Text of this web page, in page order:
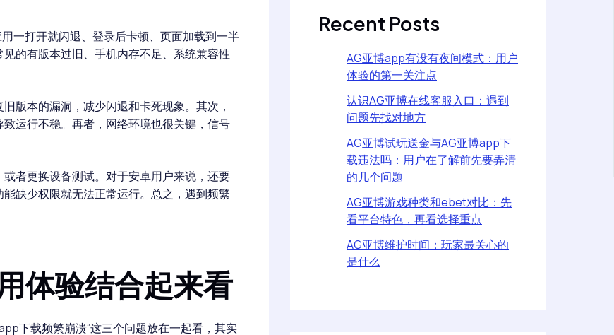
一打开就闪退、登录后卡顿、页面加载到一半
的有版本过旧、手机内存不足、系统兼容性
版本的漏洞，减少闪退和卡死现象。其次，
运行不稳。再者，网络环境也很关键，信号
者更换设备测试。对于安卓用户来说，还要
缺少权限就无法正常运行。总之，遇到频繁
体验结合起来看
下载频繁崩溃”这三个问题放在一起看，其实
Recent Posts
AG亚博app有没有夜间模式：用户
体验的第一关注点
认识AG亚博在线客服入口：遇到
问题先找对地方
AG亚博试玩送金与AG亚博app下
载违法吗：用户在了解前先要弄清
的几个问题
AG亚博游戏种类和ebet对比：先
看平台特色，再看选择重点
AG亚博维护时间：玩家最关心的
是什么